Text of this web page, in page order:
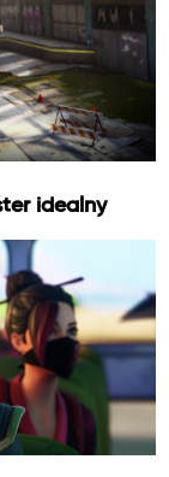
idealny